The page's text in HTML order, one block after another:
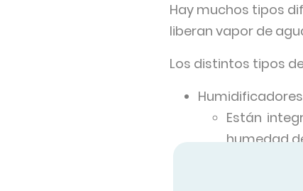
Hay muchos tipos
liberan vapor de
Los distintos tipos
Están
humedad
Utilizan